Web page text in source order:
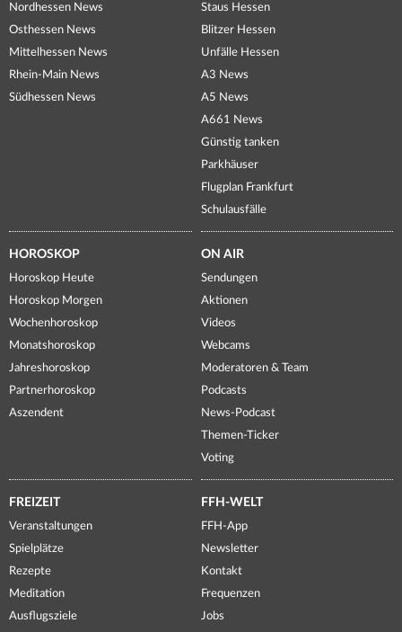
Nordhessen News
Osthessen News
Mittelhessen News
Rhein-Main News
Südhessen News
Staus Hessen
Blitzer Hessen
Unfälle Hessen
A3 News
A5 News
A661 News
Günstig tanken
Parkhäuser
Flugplan Frankfurt
Schulausfälle
HOROSKOP
Horoskop Heute
Horoskop Morgen
Wochenhoroskop
Monatshoroskop
Jahreshoroskop
Partnerhoroskop
Aszendent
ON AIR
Sendungen
Aktionen
Videos
Webcams
Moderatoren & Team
Podcasts
News-Podcast
Themen-Ticker
Voting
FREIZEIT
Veranstaltungen
Spielplätze
Rezepte
Meditation
Ausflugsziele
FFH-WELT
FFH-App
Newsletter
Kontakt
Frequenzen
Jobs